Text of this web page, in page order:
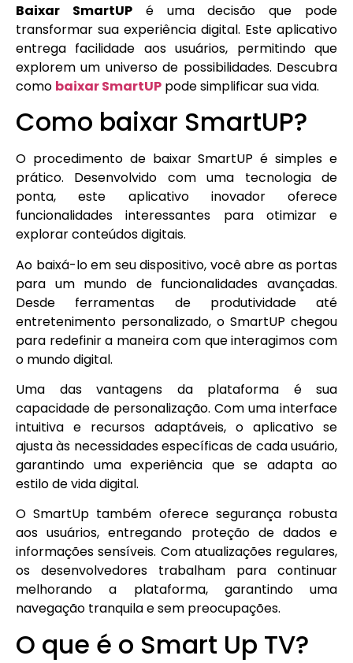
Baixar SmartUPé uma decisão que pode
transformar sua experiência digital. Este aplicativo
entrega facilidade aos usuários, permitindo que
explorem um universo de possibilidades. Descubra
como baixar SmartUP pode simplificar sua vida.
Como baixar SmartUP?
O procedimento de baixar SmartUP é simples e
prático. Desenvolvido com uma tecnologia de
ponta, este aplicativo inovador oferece
funcionalidades interessantes para otimizar e
explorar conteúdos digitais.
Ao baixá-lo em seu dispositivo, você abre as portas
para um mundo de funcionalidades avançadas.
Desde ferramentas de produtividade até
entretenimento personalizado, o SmartUP chegou
para redefinir a maneira com que interagimos com
o mundo digital.
Uma das vantagens da plataforma é sua
capacidade de personalização. Com uma interface
intuitiva e recursos adaptáveis, o aplicativo se
ajusta às necessidades específicas de cada usuário,
garantindo uma experiência que se adapta ao
estilo de vida digital.
O SmartUp também oferece segurança robusta
aos usuários, entregando proteção de dados e
informações sensíveis. Com atualizações regulares,
os desenvolvedores trabalham para continuar
melhorando a plataforma, garantindo uma
navegação tranquila e sem preocupações.
O que é o Smart Up TV?